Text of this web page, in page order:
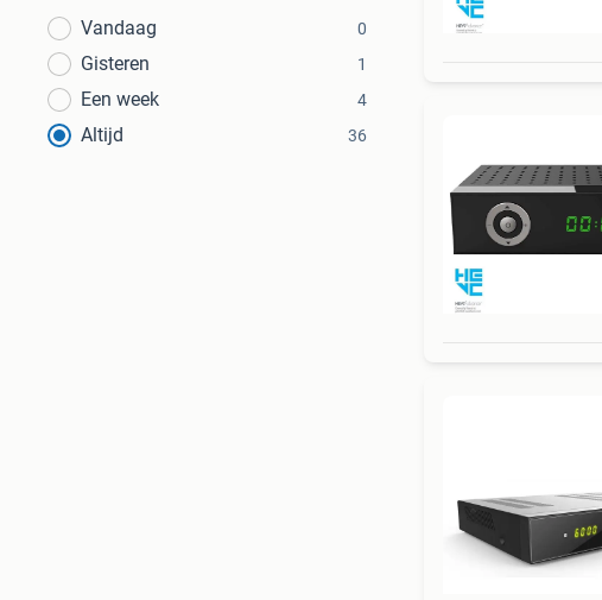
Vandaag
0
Gisteren 1
Een week 4
Altijd 36